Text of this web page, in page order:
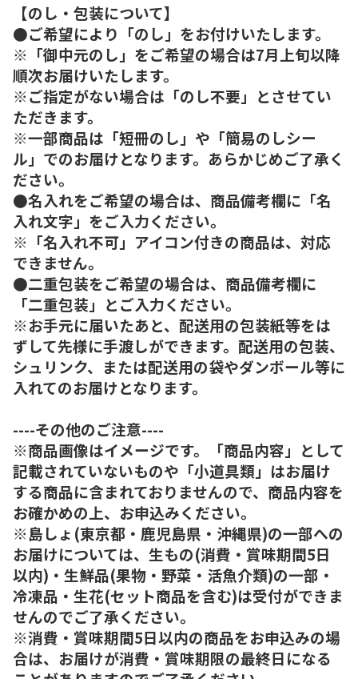
【のし・包装について】
●ご希望により「のし」をお付けいたします。
※「御中元のし」をご希望の場合は7月上旬以降
順次お届けいたします。
※ご指定がない場合は「のし不要」とさせてい
ただきます。
※一部商品は「短冊のし」や「簡易のしシー
ル」でのお届けとなります。あらかじめご了承く
ださい。
●名入れをご希望の場合は、商品備考欄に「名
入れ文字」をご入力ください。
※「名入れ不可」アイコン付きの商品は、対応
できません。
●二重包装をご希望の場合は、商品備考欄に
「二重包装」とご入力ください。
※お手元に届いたあと、配送用の包装紙等をは
ずして先様に手渡しができます。配送用の包装、
シュリンク、または配送用の袋やダンボール等に
入れてのお届けとなります。
----その他のご注意----
※商品画像はイメージです。「商品内容」として
記載されていないものや「小道具類」はお届け
する商品に含まれておりませんので、商品内容を
お確かめの上、お申込みください。
※島しょ(東京都・鹿児島県・沖縄県)の一部への
お届けについては、生もの(消費・賞味期間5日
以内)・生鮮品(果物・野菜・活魚介類)の一部・
冷凍品・生花(セット商品を含む)は受付ができま
せんのでご了承ください。
※消費・賞味期間5日以内の商品をお申込みの場
合は、お届けが消費・賞味期限の最終日になる